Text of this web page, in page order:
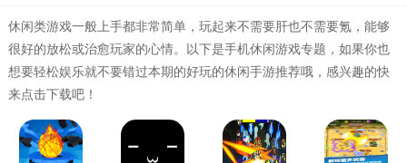
休闲类游戏一般上手都非常简单，玩起来不需要肝也不需要氪，能够
很好的放松或治愈玩家的心情。以下是手机休闲游戏专题，如果你也
想要轻松娱乐就不要错过本期的好玩的休闲手游推荐哦，感兴趣的快
来点击下载吧！